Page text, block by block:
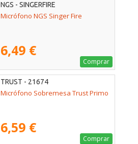
NGS - SINGERFIRE
Micrófono NGS Singer Fire
6,49 €
Comprar
TRUST - 21674
Micrófono Sobremesa Trust Primo
6,59 €
Comprar